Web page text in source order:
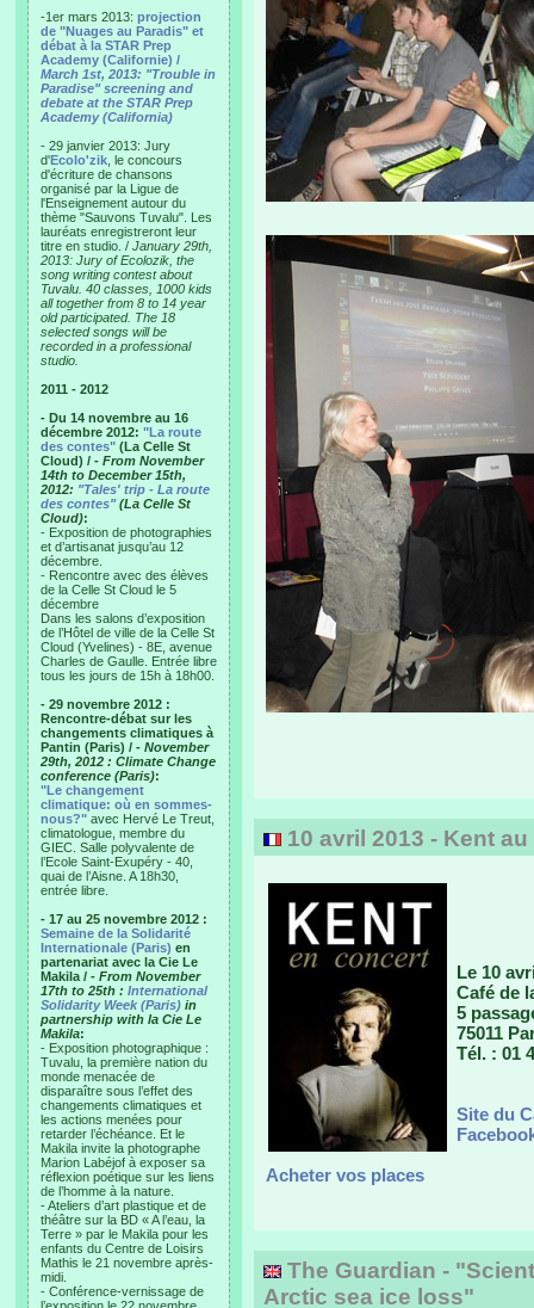
-1er mars 2013: projection
de "Nuages au Paradis" et
débat à la STAR Prep
Academy (Californie) /
March 1st, 2013: "Trouble in
Paradise" screening and
debate at the STAR Prep
Academy (California)
- 29 janvier 2013: Jury
d'Ecolo'zik , le concours
d'écriture de chansons
organisé par la Ligue de
l'Enseignement autour du
thème "Sauvons Tuvalu". Les
lauréats enregistreront leur
titre en studio. / January 29th,
2013: Jury of Ecolozik, the
song writing contest about
Tuvalu. 40 classes, 1000 kids
all together from 8 to 14 year
old participated. The 18
selected songs will be
recorded in a professional
studio.
2011 - 2012
- Du 14 novembre au 16
décembre 2012: "La route
des contes" (La Celle St
Cloud) / - From November
14th to December 15th,
2012: "Tales' trip - La route
des contes"(La Celle St
Cloud):
- Exposition de photographies
et d’artisanat jusqu’au 12
décembre.
- Rencontre avec des élèves
de la Celle St Cloud le 5
décembre
Dans les salons d’exposition
de l’Hôtel de ville de la Celle St
Cloud (Yvelines) - 8E, avenue
Charles de Gaulle. Entrée libre
tous les jours de 15h à 18h00.
- 29 novembre 2012 :
Rencontre-débat sur les
changements climatiques à
Pantin (Paris) / - November
29th, 2012 : Climate Change
conference (Paris):
"Le changement
climatique: où en sommes-
nous?" avec Hervé Le Treut,
climatologue, membre du
GIEC. Salle polyvalente de
l’Ecole Saint-Exupéry - 40,
quai de l’Aisne. A 18h30,
entrée libre.
- 17 au 25 novembre 2012 :
Semaine de la Solidarité
Internationale (Paris) en
partenariat avec la Cie Le
Makila / - From November
17th to 25th : International
Solidarity Week (Paris) in
partnership with la Cie Le
Makila:
- Exposition photographique :
Tuvalu, la première nation du
monde menacée de
disparaître sous l’effet des
changements climatiques et
les actions menées pour
retarder l’échéance. Et le
Makila invite la photographe
Marion Labéjof à exposer sa
réflexion poétique sur les liens
de l’homme à la nature.
- Ateliers d’art plastique et de
théâtre sur la BD « A l’eau, la
Terre » par le Makila pour les
enfants du Centre de Loisirs
Mathis le 21 novembre après-
midi.
- Conférence-vernissage de
10 avril 2013 - Kent
Le 10
Café de
5
75011
Tél. : 01
Site du
Acheter vos places
The Guardian -
Arctic sea ice loss"